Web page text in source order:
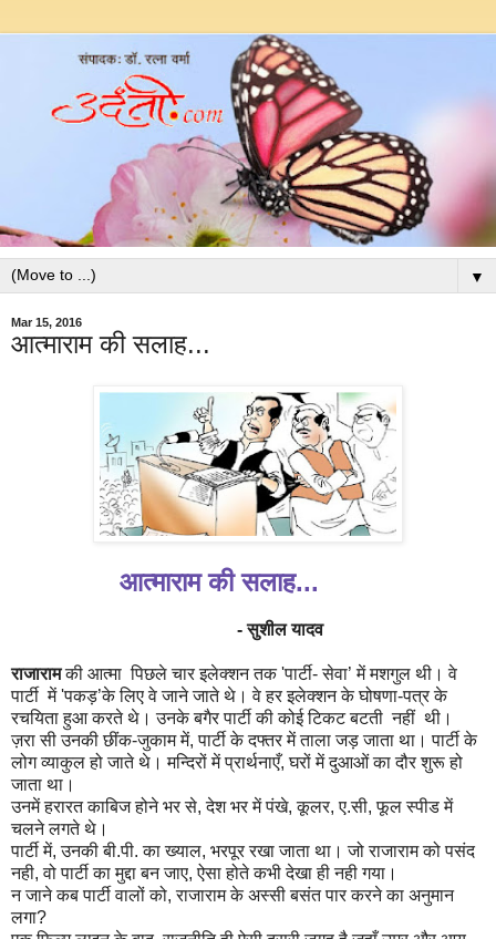
▼
Mar 15, 2016
आत्माराम की सलाह...
आत्मारामकी सलाह...
- सुशील यादव
राजारामकी आत्मा पिछले चार इलेक्शन तक'पार्टी- सेवा’में मशगुल थी। वे
पार्टी में'पकड़’के लिए वे जाने जाते थे। वे हर इलेक्शन के घोषणा-पत्र के
रचयिता हुआ करते थे। उनके बगैर पार्टी की कोई टिकट बटती नहीं थी।
ज़रा सी उनकी छींक-जुकाम में,पार्टी के दफ्तर में ताला जड़ जाता था। पार्टी के
लोग व्याकुल हो जाते थे। मन्दिरों में प्रार्थनाएँ,घरों में दुआओं का दौर शुरू हो
जाता था।
उनमें हरारत काबिज होने भर से,देश भर में पंखे,कूलर,ए.सी,फूल स्पीड में
चलने लगते थे।
पार्टी में,उनकी बी.पी. का ख्याल, भरपूर रखा जाता था। जो राजाराम को पसंद
नही,वो पार्टी का मुद्दा बन जाए,ऐसा होते कभी देखा ही नही गया।
न जाने कब पार्टी वालों को,राजाराम के अस्सी बसंत पार करने का अनुमान
लगा?